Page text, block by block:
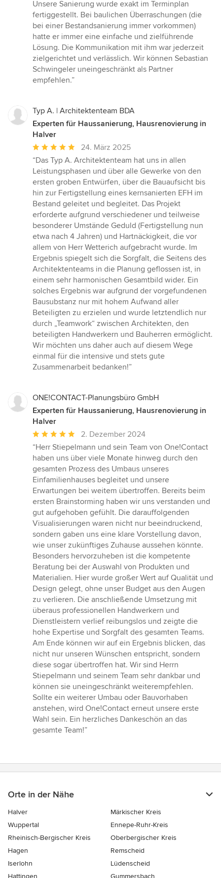
Unsere Sanierung wurde exakt im Terminplan
fertiggestellt. Bei baulichen Überraschungen (die
bei einer Bestandsanierung immer vorkommen)
hatte er immer eine einfache und zielführende
Lösung. Die Kommunikation mit ihm war jederzeit
zielgerichtet und verlässlich. Wir können Sebastian
Schwingeler uneingeschränkt als Partner
empfehlen.”
Typ A. | Architektenteam BDA
Experten für Haussanierung, Hausrenovierung in
Halver
Durchschnittliche
Bewertung:
5
von
5
Sternen
24. März 2025
“Das Typ A. Architektenteam hat uns in allen
Leistungsphasen und über alle Gewerke von den
ersten groben Entwürfen, über die Bauaufsicht bis
hin zur Fertigstellung eines kernsanierten EFH im
Bestand geleitet und begleitet. Das Projekt
erforderte aufgrund verschiedener und teilweise
besonderer Umstände Geduld (Fertigstellung nun
etwa nach 4 Jahren) und Hartnäckigkeit, die vor
allem von Herr Wetterich aufgebracht wurde. Im
Ergebnis spiegelt sich die Sorgfalt, die Seitens des
Architektenteams in die Planung geflossen ist, in
einem sehr harmonischen Gesamtbild wider. Ein
solches Ergebnis war aufgrund der vorgefundenen
Bausubstanz nur mit hohem Aufwand aller
Beteiligten zu erzielen und wurde letztendlich nur
durch „Teamwork“ zwischen Architekten, den
beteiligten Handwerkern und Bauherren ermöglicht.
Wir möchten uns daher auch auf diesem Wege
einmal für die intensive und stets gute
Zusammenarbeit bedanken!”
ONE!CONTACT-Planungsbüro GmbH
Experten für Haussanierung, Hausrenovierung in
Halver
Durchschnittliche
Bewertung:
5
von
5
Sternen
2. Dezember 2024
“Herr Stiepelmann und sein Team von One!Contact
haben uns über viele Monate hinweg durch den
gesamten Prozess des Umbaus unseres
Einfamilienhauses begleitet und unsere
Erwartungen bei weitem übertroffen. Bereits beim
ersten Brainstorming haben wir uns verstanden und
gut aufgehoben gefühlt. Die darauffolgenden
Visualisierungen waren nicht nur beeindruckend,
sondern gaben uns eine klare Vorstellung davon,
wie unser zukünftiges Zuhause aussehen könnte.
Besonders hervorzuheben ist die kompetente
Beratung bei der Auswahl von Produkten und
Materialien. Hier wurde großer Wert auf Qualität und
Design gelegt, ohne unser Budget aus den Augen
zu verlieren. Die anschließende Umsetzung mit
überaus professionellen Handwerkern und
Dienstleistern verlief reibungslos und zeigte die
hohe Expertise und Sorgfalt des gesamten Teams.
Am Ende können wir auf ein Ergebnis blicken, das
nicht nur unseren Wünschen entspricht, sondern
diese sogar übertroffen hat. Wir sind Herrn
Stiepelmann und seinem Team sehr dankbar und
können sie uneingeschränkt weiterempfehlen.
Sollte ein weiterer Umbau oder Bauvorhaben
anstehen, wird One!Contact erneut unsere erste
Wahl sein. Ein herzliches Dankeschön an das
gesamte Team!”
Orte in der Nähe
Halver
Märkischer Kreis
Wuppertal
Ennepe-Ruhr-Kreis
Rheinisch-Bergischer Kreis
Oberbergischer Kreis
Hagen
Remscheid
Iserlohn
Lüdenscheid